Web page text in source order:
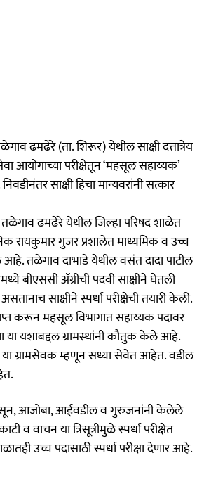
ढमढेरे (ता. शिरूर) येथील साक्षी दत्तात्रेय
आयोगाच्या परीक्षेतून ‘महसूल सहाय्यक’
साक्षी हिचा मान्यवरांनी सत्कार
तळेगाव ढमढेरे येथील जिल्हा परिषद शाळेत
रायकुमार गुजर प्रशालेत माध्यमिक व उच्च
तळेगाव दाभाडे येथील वसंत दादा पाटील
बीएससी ॲग्रीची पदवी साक्षीने घेतली
साक्षीने स्पर्धा परीक्षेची तयारी केली.
करून महसूल विभागात सहाय्यक पदावर
या यशाबद्दल ग्रामस्थांनी कौतुक केले आहे.
या ग्रामसेवक म्हणून सध्या सेवेत आहेत. वडील
आजोबा, आईवडील व गुरुजनांनी केलेले
व वाचन या त्रिसूत्रीमुळे स्पर्धा परीक्षेत
उच्च पदासाठी स्पर्धा परीक्षा देणार आहे.